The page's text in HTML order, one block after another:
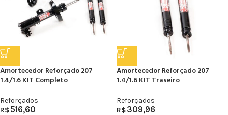
Amortecedor Reforçado 207
1.4/1.6 KIT Completo
Reforçados
R$516,60
Amortecedor Reforçado 207
1.4/1.6 KIT Traseiro
Reforçados
R$309,96